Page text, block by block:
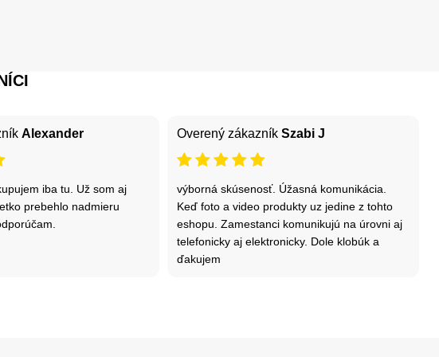
Alexander
iba tu. Už som aj
prebehlo nadmieru
Overený zákazník Szabi J
výborná skúsenosť. Úžasná komunikácia.
Keď foto a video produkty uz jedine z tohto
eshopu. Zamestanci komunikujú na úrovni aj
telefonicky aj elektronicky. Dole klobúk a
ďakujem